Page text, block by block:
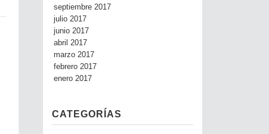
septiembre 2017
julio 2017
junio 2017
abril 2017
marzo 2017
febrero 2017
enero 2017
CATEGORÍAS